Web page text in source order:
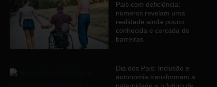
Pais com deficiência:
números revelam uma
realidade ainda pouco
conhecida e cercada de
barreiras
Dia dos Pais: Inclusão e
autonomia transformam a